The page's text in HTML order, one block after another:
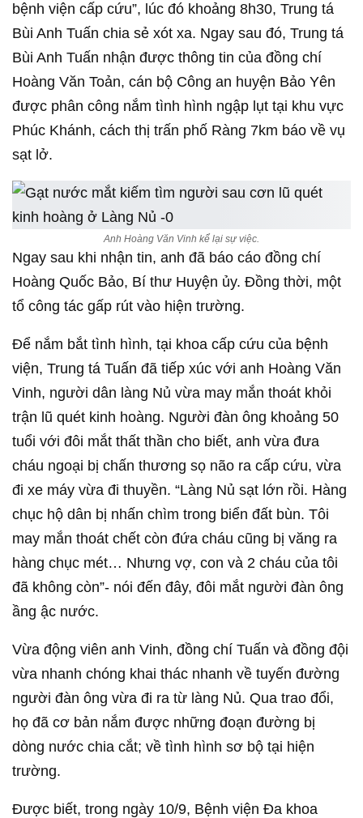
bệnh viện cấp cứu”, lúc đó khoảng 8h30, Trung tá
Bùi Anh Tuấn chia sẻ xót xa. Ngay sau đó, Trung tá
Bùi Anh Tuấn nhận được thông tin của đồng chí
Hoàng Văn Toản, cán bộ Công an huyện Bảo Yên
được phân công nắm tình hình ngập lụt tại khu vực
Phúc Khánh, cách thị trấn phố Ràng 7km báo về vụ
sạt lở.
Anh Hoàng Văn Vinh kể lại sự việc.
Ngay sau khi nhận tin, anh đã báo cáo đồng chí
Hoàng Quốc Bảo, Bí thư Huyện ủy. Đồng thời, một
tổ công tác gấp rút vào hiện trường.
Để nắm bắt tình hình, tại khoa cấp cứu của bệnh
viện, Trung tá Tuấn đã tiếp xúc với anh Hoàng Văn
Vinh, người dân làng Nủ vừa may mắn thoát khỏi
trận lũ quét kinh hoàng. Người đàn ông khoảng 50
tuổi với đôi mắt thất thần cho biết, anh vừa đưa
cháu ngoại bị chấn thương sọ não ra cấp cứu, vừa
đi xe máy vừa đi thuyền. “Làng Nủ sạt lớn rồi. Hàng
chục hộ dân bị nhấn chìm trong biển đất bùn. Tôi
may mắn thoát chết còn đứa cháu cũng bị văng ra
hàng chục mét… Nhưng vợ, con và 2 cháu của tôi
đã không còn”- nói đến đây, đôi mắt người đàn ông
ầng ậc nước.
Vừa động viên anh Vinh, đồng chí Tuấn và đồng đội
vừa nhanh chóng khai thác nhanh về tuyến đường
người đàn ông vừa đi ra từ làng Nủ. Qua trao đổi,
họ đã cơ bản nắm được những đoạn đường bị
dòng nước chia cắt; về tình hình sơ bộ tại hiện
trường.
Được biết, trong ngày 10/9, Bệnh viện Đa khoa